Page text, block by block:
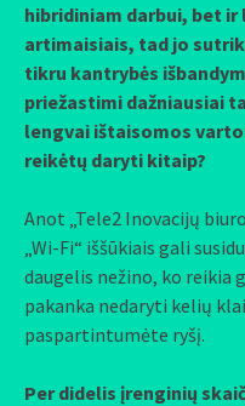
hibridiniam darbui, bet
artimaisiais, tad jo
tikru kantrybės
priežastimi dažniausiai
lengvai ištaisomos
reikėtų daryti kitaip?
Anot „Tele2 Inovacijų
„Wi-Fi“ iššūkiais gali
daugelis nežino, ko reikia
pakanka nedaryti kelių
paspartintumėte ryšį.
Per didelis įrenginių